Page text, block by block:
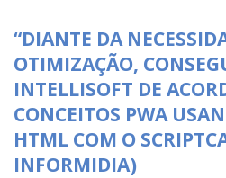
“DIANTE DA
OTIMIZAÇÃO,
INTELLISOFT DE
CONCEITOS PWA
HTML COM O
INFORMIDIA)